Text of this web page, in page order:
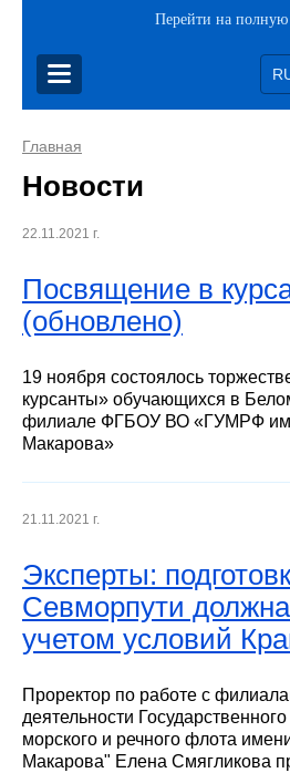
Перейти на
Главная
Новости
22.11.2021 г.
Посвящение в
(обновлено)
19 ноября состоялось
курсанты» обучающихся в
филиале ФГБОУ ВО «ГУМРФ
Макарова»
21.11.2021 г.
Эксперты:
Севморпути
учетом условий
Проректор по работе с
деятельности
морского и речного флота
Макарова" Елена Смягликова